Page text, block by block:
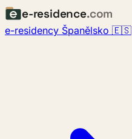
e-residence.com
e-residency Španělsko 🇪🇸